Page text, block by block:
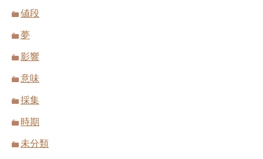
値段
夢
影響
意味
採集
時期
未分類